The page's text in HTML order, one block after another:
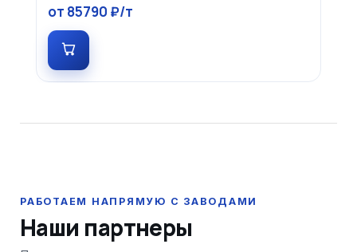
от 85790 ₽/т
Наши партнеры